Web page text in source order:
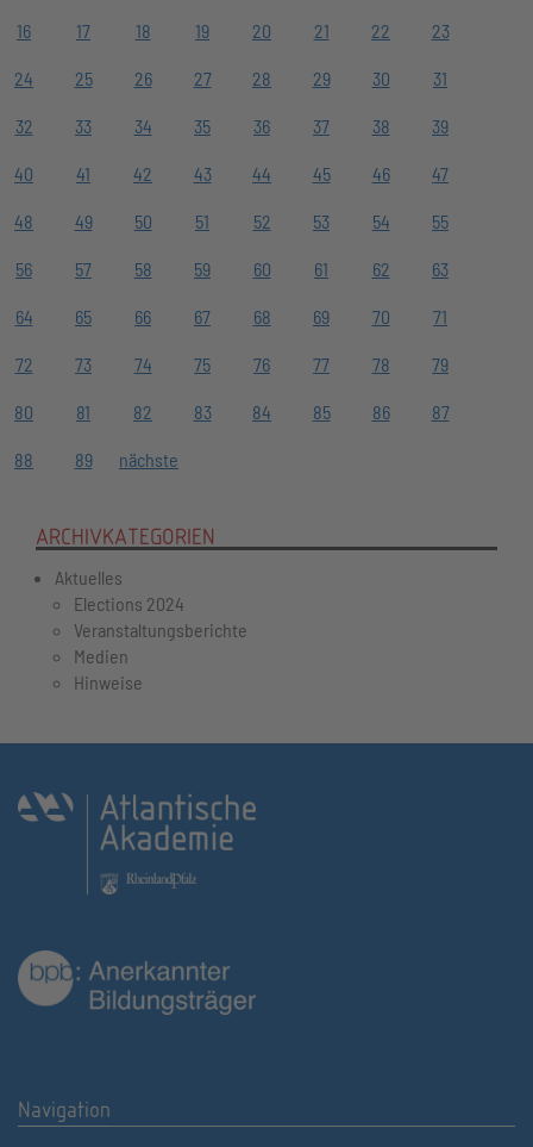
16 17 18 19 20 21 22 23
24 25 26 27 28 29 30 31
32 33 34 35 36 37 38 39
40 41 42 43 44 45 46 47
48 49 50 51 52 53 54 55
56 57 58 59 60 61 62 63
64 65 66 67 68 69 70 71
72 73 74 75 76 77 78 79
80 81 82 83 84 85 86 87
88 89 nächste
ARCHIVKATEGORIEN
Aktuelles
Elections 2024
Veranstaltungsberichte
Medien
Hinweise
Navigation